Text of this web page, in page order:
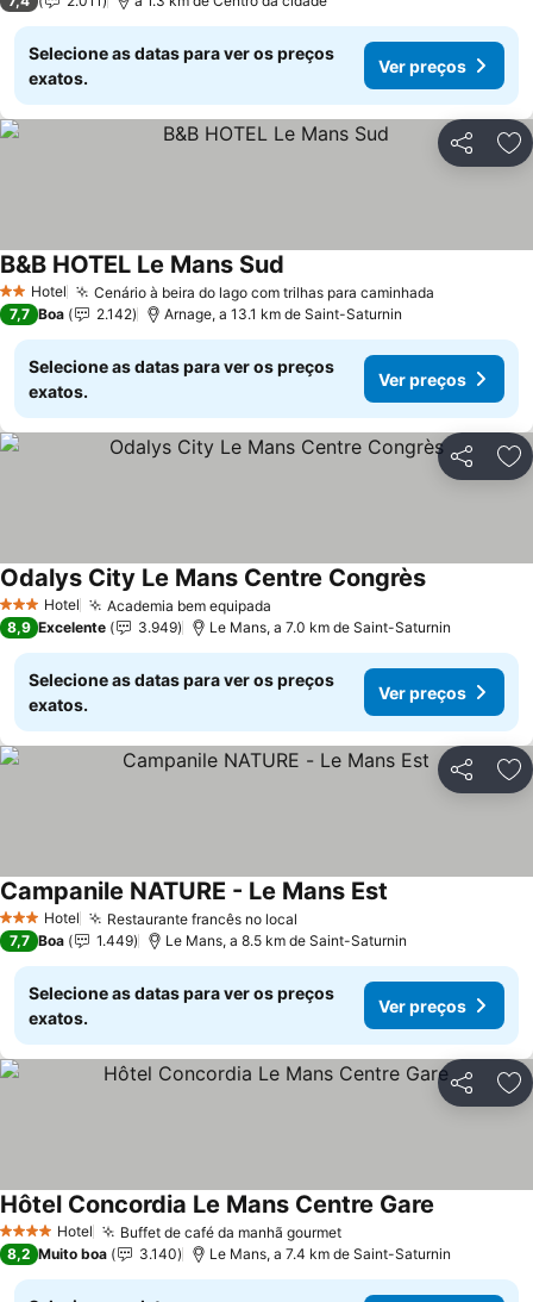
Selecione as datas para ver os preços
exatos.
Ver preços
Partilhar
2 Estrelas
Hotel Cenário à beira do lago com trilhas para caminhada
B&B HOTEL Le Mans Sud
7,7 Boa 2.142 Arnage, a 13.1 km de Saint-Saturnin
Selecione as datas para ver os preços
exatos.
Ver preços
Partilhar
3 EstrelasHotel Academia bem equipada
Odalys City Le Mans Centre CongrèsVer preços
8,9 Excelente 3.949 Le Mans, a 7.0 km de Saint-Saturnin
Selecione as datas para ver os preços
exatos.
Ver preços
Partilhar
3 EstrelasHotel Restaurante francês no local
Campanile NATURE - Le Mans Est
7,7 Boa 1.449 Le Mans, a 8.5 km de Saint-Saturnin
Selecione as datas para ver os preços
exatos.
Ver preços
Partilhar
4 EstrelasHotel Buffet de café da manhã gourmetVer preços
Hôtel Concordia Le Mans Centre Gare
8,2 Muito boa 3.140 Le Mans, a 7.4 km de Saint-Saturnin